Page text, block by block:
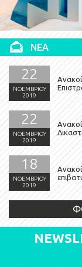
ΝΕΑ
22
ΝΟΕΜΒΡΙΟΥ
2019
22
ΝΟΕΜΒΡΙΟΥ
2019
18
ΝΟΕΜΒΡΙΟΥ
2019